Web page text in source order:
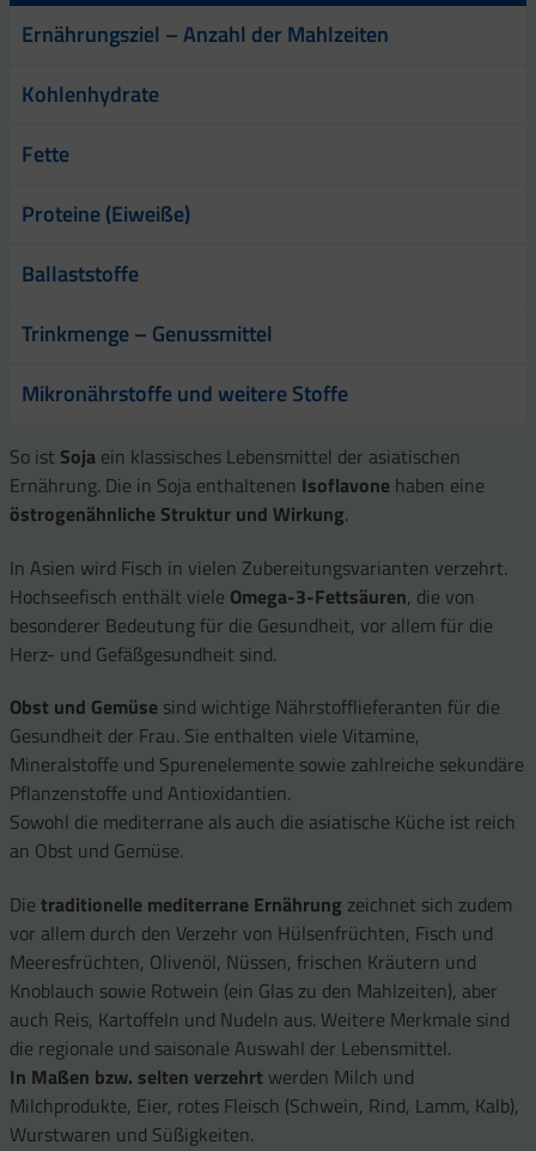
Ernährungsziel – Anzahl der Mahlzeiten
Kohlenhydrate
Fette
Proteine (Eiweiße)
Ballaststoffe
Trinkmenge – Genussmittel
Mikronährstoffe und weitere Stoffe
So ist Soja ein klassisches Lebensmittel der asiatischen
Ernährung. Die in Soja enthaltenen Isoflavone haben eine
östrogenähnliche Struktur und Wirkung.
In Asien wird Fisch in vielen Zubereitungsvarianten verzehrt.
Hochseefisch enthält viele Omega-3-Fettsäuren, die von
besonderer Bedeutung für die Gesundheit, vor allem für die
Herz- und Gefäßgesundheit sind.
Obst und Gemüse sind wichtige Nährstofflieferanten für die
Gesundheit der Frau. Sie enthalten viele Vitamine,
Mineralstoffe und Spurenelemente sowie zahlreiche sekundäre
Pflanzenstoffe und Antioxidantien.
Sowohl die mediterrane als auch die asiatische Küche ist reich
an Obst und Gemüse.
Die traditionelle mediterrane Ernährung zeichnet sich zudem
vor allem durch den Verzehr von Hülsenfrüchten, Fisch und
Meeresfrüchten, Olivenöl, Nüssen, frischen Kräutern und
Knoblauch sowie Rotwein (ein Glas zu den Mahlzeiten), aber
auch Reis, Kartoffeln und Nudeln aus. Weitere Merkmale sind
die regionale und saisonale Auswahl der Lebensmittel.
In Maßen bzw. selten verzehrt werden Milch und
Milchprodukte, Eier, rotes Fleisch (Schwein, Rind, Lamm, Kalb),
Wurstwaren und Süßigkeiten.